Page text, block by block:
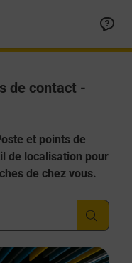
de contact -
et points de
de localisation pour
de chez vous.